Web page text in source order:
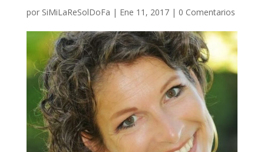
por SiMiLaReSolDoFa | Ene 11, 2017| 0 Comentarios